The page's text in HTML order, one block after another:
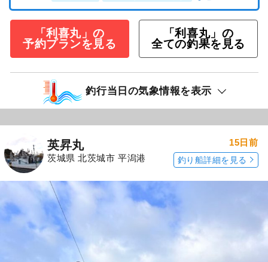
「利喜丸」の
予約プランを見る
「利喜丸」の
全ての釣果を見る
釣行当日の気象情報を表示
英昇丸
茨城県 北茨城市 平潟港
15日前
釣り船詳細を見る